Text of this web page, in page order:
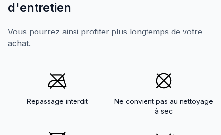
d'entretien
Vous pourrez ainsi profiter plus longtemps de votre
achat.
Repassage interdit
Ne convient pas au nettoyage
à sec